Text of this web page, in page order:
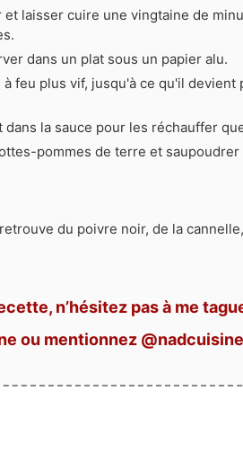
laisser cuire une vingtaine de
dans un plat sous un papier alu.
feu plus vif, jusqu'à ce qu'il devient
la sauce pour les réchauffer
pommes de terre et
du poivre noir, de la
n’hésitez pas à me
ou mentionnez @nadcuisine